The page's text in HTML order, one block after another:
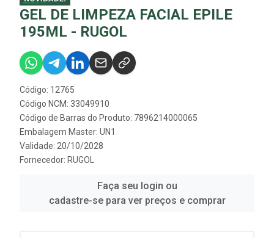
GEL DE LIMPEZA FACIAL EPILE
195ML - RUGOL
Código: 12765
Código NCM: 33049910
Código de Barras do Produto: 7896214000065
Embalagem Master: UN1
Validade: 20/10/2028
Fornecedor: RUGOL
Faça seu login ou
cadastre-se para ver preços e comprar